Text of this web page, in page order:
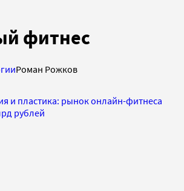
фитнес
Роман Рожков
и пластика: рынок онлайн-фитнеса
рублей